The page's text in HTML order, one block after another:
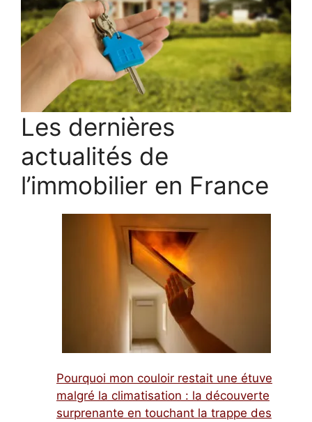
Les dernières
actualités de
l’immobilier en France
Pourquoi mon couloir restait une étuve
malgré la climatisation : la découverte
surprenante en touchant la trappe des